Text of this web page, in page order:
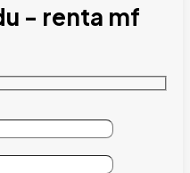
- renta mf